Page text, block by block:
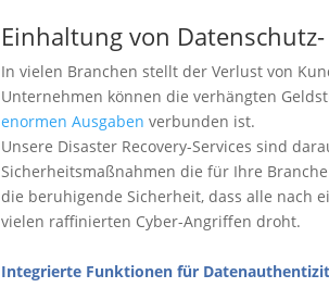
Einhaltung von
In vielen Branchen stellt der Verlust von
Unternehmen können die verhängten
enormen Ausgaben verbunden ist.
Unsere Disaster Recovery-Services sind
Sicherheitsmaßnahmen die für Ihre
die beruhigende Sicherheit, dass alle nach
vielen raffinierten Cyber-Angriffen droht.
Integrierte Funktionen für